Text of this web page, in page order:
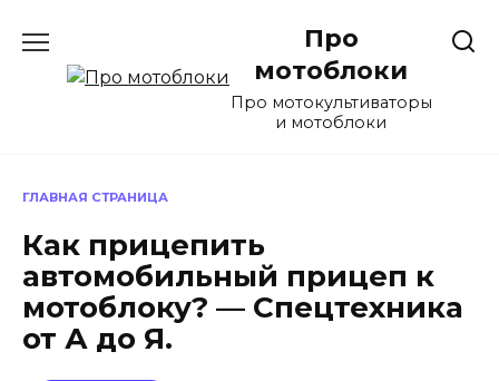
содержанию
Про
мотоблоки
Про мотокультиваторы
и мотоблоки
ГЛАВНАЯ СТРАНИЦА
Как прицепить
автомобильный прицеп к
мотоблоку? — Спецтехника
от А до Я.